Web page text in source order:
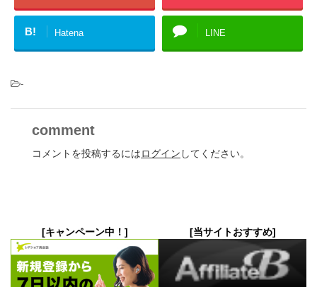
B! Hatena LINE
-
comment
コメントを投稿するにはログイン してください。
[キャンペーン中！] [当サイトおすすめ]